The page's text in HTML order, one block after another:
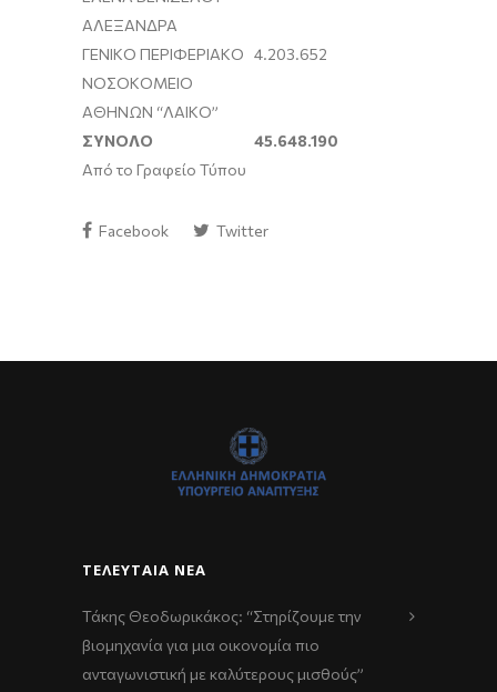
ΑΛΕΞΑΝΔΡΑ
ΓΕΝΙΚΟ ΠΕΡΙΦΕΡΙΑΚΟ
ΝΟΣΟΚΟΜΕΙΟ
ΑΘΗΝΩΝ “ΛΑΙΚΟ”
4.203.652
ΣΥΝΟΛΟ
45.648.190
Από το Γραφείο Τύπου
Facebook Twitter
ΤΕΛΕΥΤΑΊΑ ΝΈΑ
Τάκης Θεοδωρικάκος: “Στηρίζουμε την
βιομηχανία για μια οικονομία πιο
ανταγωνιστική με καλύτερους μισθούς”